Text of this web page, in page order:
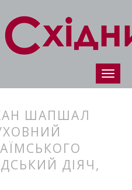
ШАПШАЛ
ДІЯЧ,